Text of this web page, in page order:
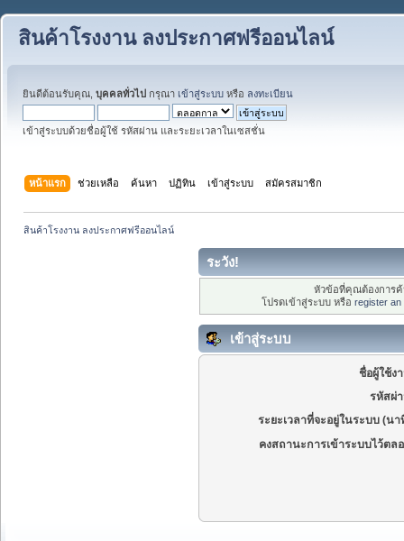
สินค้าโรงงาน ลงประกาศฟรีออนไลน์
ยินดีต้อนรับคุณ, บุคคลทั่วไป กรุณา เข้าสู่ระบบ หรือ ลงทะเบียน
เข้าสู่ระบบด้วยชื่อผู้ใช้ รหัสผ่าน และระยะเวลาในเซสชั่น
หน้าแรก ช่วยเหลือ ค้นหา ปฏิทิน เข้าสู่ระบบ สมัครสมาชิก
สินค้าโรงงาน ลงประกาศฟรีออนไลน์
ระวัง!
หัวข้อที่คุณต้องการ
โปรดเข้าสู่ระบบ หรือ register an
เข้าสู่ระบบ
ชื่อผู้ใช้ง
รหัสผ่
ระยะเวลาที่จะอยู่ในระบบ (นา
คงสถานะการเข้าระบบไว้ตล